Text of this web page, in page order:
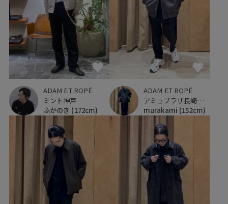
ADAM ET ROPÉ
ミント神戸
ふかのき (172cm)
ADAM ET ROPÉ
アミュプラザ長崎新館
murakami (152cm)